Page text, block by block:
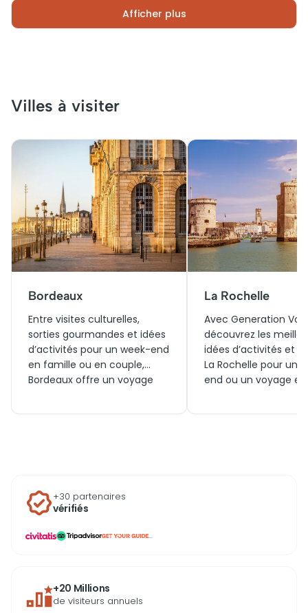
Afficher plus
Villes à visiter
Bordeaux
Entre visites culturelles,
sorties gourmandes et idées
d’activités pour un week-end
en famille ou en couple,
Bordeaux offre un voyage
pour profiter pleinement de
votre séjour.
La Rochelle
Avec Generation
découvrez les
idées d’activités et
La Rochelle pour un
end ou un voyage
+30 partenaires
vérifiés
...
+20 Millions
de visiteurs annuels